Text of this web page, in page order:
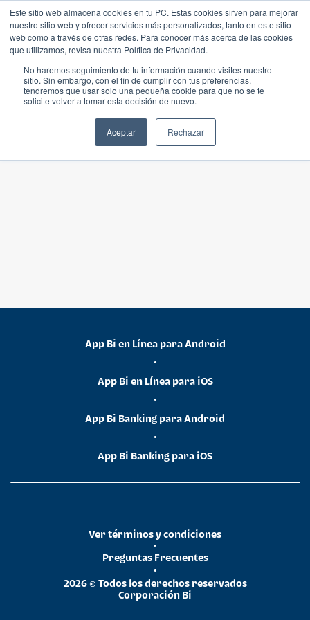
Este sitio web almacena cookies en tu PC. Estas cookies sirven para mejorar
nuestro sitio web y ofrecer servicios más personalizados, tanto en este sitio
web como a través de otras redes. Para conocer más acerca de las cookies
que utilizamos, revisa nuestra Política de Privacidad.
No haremos seguimiento de tu información cuando visites nuestro
sitio. Sin embargo, con el fin de cumplir con tus preferencias,
tendremos que usar solo una pequeña cookie para que no se te
solicite volver a tomar esta decisión de nuevo.
Aceptar Rechazar
App Bi en Línea para Android
•
App Bi en Línea para iOS
•
App Bi Banking para Android
•
App Bi Banking para iOS
2026 © Todos los derechos reservados
Corporación Bi
•
Preguntas Frecuentes
•
Ver términos y condiciones